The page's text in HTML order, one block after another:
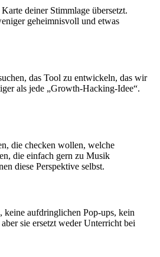
deiner Stimmlage übersetzt.
geheimnisvoll und etwas
das Tool zu entwickeln, das wir
als jede „Growth‑Hacking‑Idee“.
die checken wollen, welche
die einfach gern zu Musik
diese Perspektive selbst.
aufdringlichen Pop‑ups, kein
sie ersetzt weder Unterricht bei